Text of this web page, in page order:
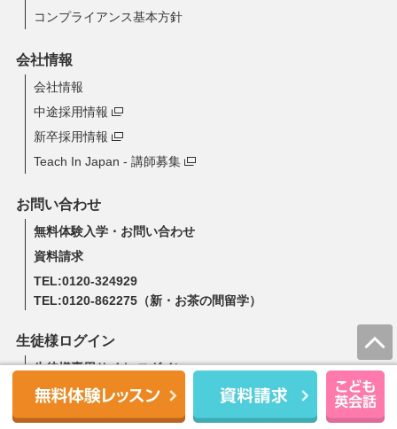
コンプライアンス基本方針
会社情報
会社情報
中途採用情報
新卒採用情報
Teach In Japan - 講師募集
お問い合わせ
無料体験入学・お問い合わせ
資料請求
TEL:0120-324929
TEL:0120-862275 （新・お茶の間留学）
生徒様ログイン
生徒様専用サイト ログイン